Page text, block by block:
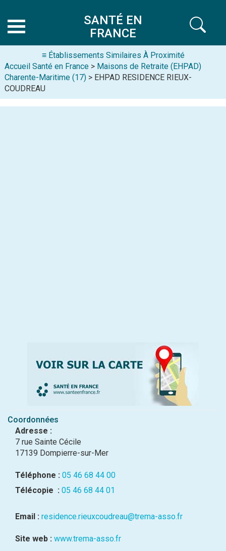
SANTÉ EN
FRANCE
≡ Établissements Similaires À Proximité
Accueil Santé en France > Maisons de Retraite (EHPAD)
Charente-Maritime (17) > EHPAD RESIDENCE RIEUX-
COUDREAU
Coordonnées
Adresse :
7 rue Sainte Cécile
17139 Dompierre-sur-Mer
Téléphone : 05 46 68 44 00
Télécopie : 05 46 68 44 01
Email : residence.rieuxcoudreau@trema-asso.fr
Site web : www.trema-asso.fr